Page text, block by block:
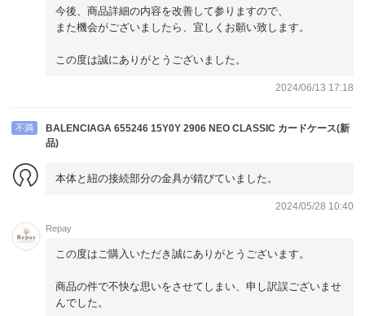
今後、商品詳細の内容を改善して参りますので、
また機会がございましたら、宜しくお願い致します。
この度は誠にありがとうございました。
2024/06/13 17:18
不満
BALENCIAGA 655246 15Y0Y 2906 NEO CLASSIC カードケース(新
品)
本体と紐の接続部分の金具が錆びていました。
2024/05/28 10:40
Repay
この度はご購入いただき誠にありがとうございます。
商品の件で不快な思いをさせてしまい、申し訳誤ございませ
んでした。